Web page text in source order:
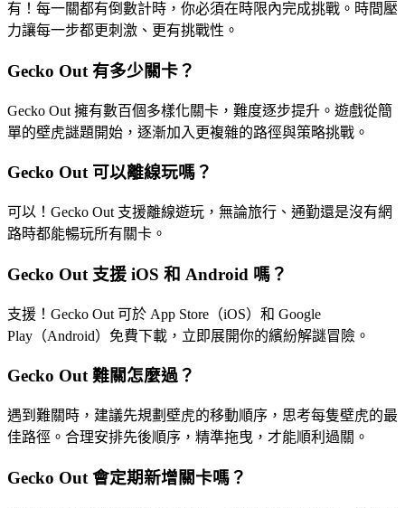
有！每一關都有倒數計時，你必須在時限內完成挑戰。時間壓
力讓每一步都更刺激、更有挑戰性。
Gecko Out 有多少關卡？
Gecko Out 擁有數百個多樣化關卡，難度逐步提升。遊戲從簡
單的壁虎謎題開始，逐漸加入更複雜的路徑與策略挑戰。
Gecko Out 可以離線玩嗎？
可以！Gecko Out 支援離線遊玩，無論旅行、通勤還是沒有網
路時都能暢玩所有關卡。
Gecko Out 支援 iOS 和 Android 嗎？
支援！Gecko Out 可於 App Store（iOS）和 Google
Play（Android）免費下載，立即展開你的繽紛解謎冒險。
Gecko Out 難關怎麼過？
遇到難關時，建議先規劃壁虎的移動順序，思考每隻壁虎的最
佳路徑。合理安排先後順序，精準拖曳，才能順利過關。
Gecko Out 會定期新增關卡嗎？